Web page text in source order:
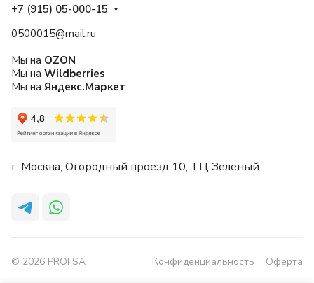
+7 (915) 05-000-15
0500015@mail.ru
Мы на OZON
Мы на Wildberries
Мы на Яндекс.Маркет
г. Москва, Огородный проезд 10, ТЦ Зеленый
© 2026 PROFSA Конфиденциальность Оферта